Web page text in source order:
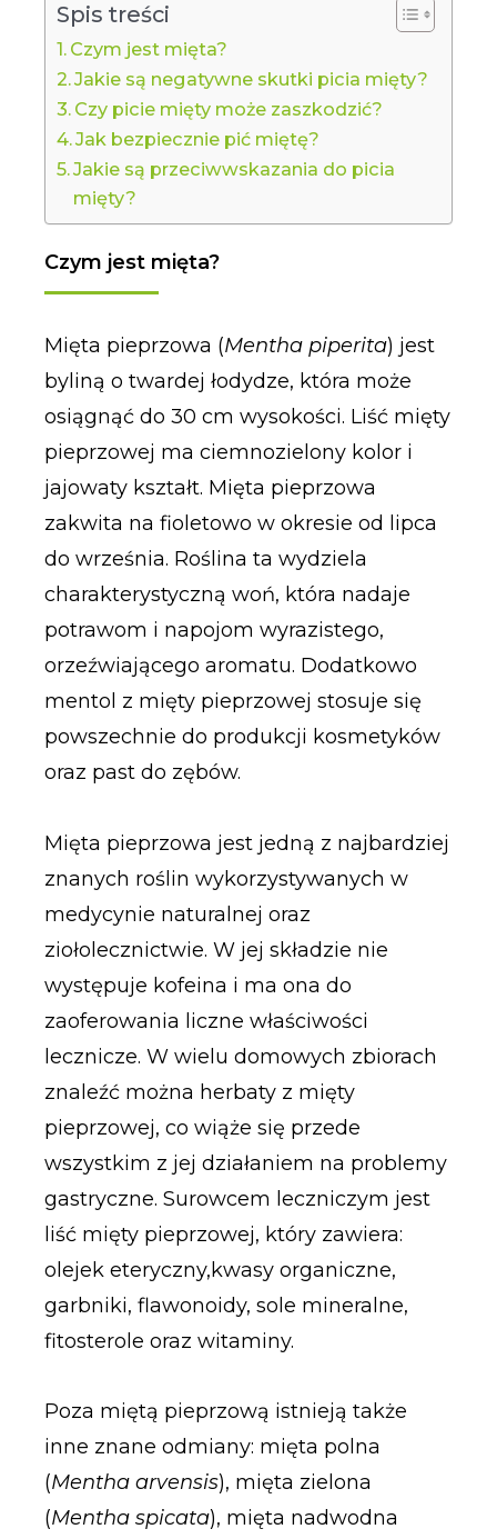
Spis treści
Czym jest mięta?
Jakie są negatywne skutki picia mięty?
Czy picie mięty może zaszkodzić?
Jak bezpiecznie pić miętę?
Jakie są przeciwwskazania do picia
mięty?
Czym jest mięta?
Mięta pieprzowa (Mentha piperita) jest
byliną o twardej łodydze, która może
osiągnąć do 30 cm wysokości. Liść mięty
pieprzowej ma ciemnozielony kolor i
jajowaty kształt. Mięta pieprzowa
zakwita na fioletowo w okresie od lipca
do września. Roślina ta wydziela
charakterystyczną woń, która nadaje
potrawom i napojom wyrazistego,
orzeźwiającego aromatu. Dodatkowo
mentol z mięty pieprzowej stosuje się
powszechnie do produkcji kosmetyków
oraz past do zębów.
Mięta pieprzowa jest jedną z najbardziej
znanych roślin wykorzystywanych w
medycynie naturalnej oraz
ziołolecznictwie. W jej składzie nie
występuje kofeina i ma ona do
zaoferowania liczne właściwości
lecznicze. W wielu domowych zbiorach
znaleźć można herbaty z mięty
pieprzowej, co wiąże się przede
wszystkim z jej działaniem na problemy
gastryczne. Surowcem leczniczym jest
liść mięty pieprzowej, który zawiera:
olejek eteryczny,kwasy organiczne,
garbniki, flawonoidy, sole mineralne,
fitosterole oraz witaminy.
Poza miętą pieprzową istnieją także
inne znane odmiany: mięta polna
(Mentha arvensis), mięta zielona
(Mentha spicata), mięta nadwodna